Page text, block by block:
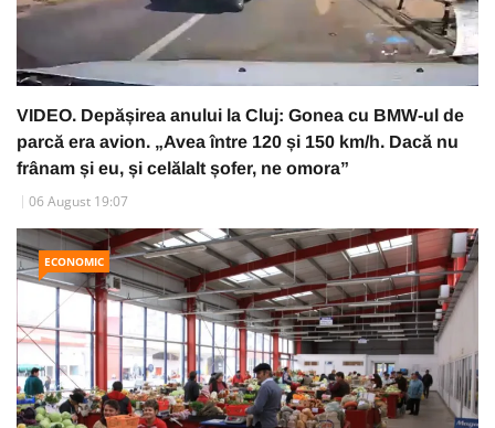
VIDEO. Depășirea anului la Cluj: Gonea cu BMW-ul de
parcă era avion. „Avea între 120 și 150 km/h. Dacă nu
frânam și eu, și celălalt șofer, ne omora”
06 August 19:07
ECONOMIC